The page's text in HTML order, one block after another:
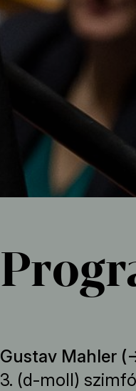
Gustav Mahler
3. (d-moll)